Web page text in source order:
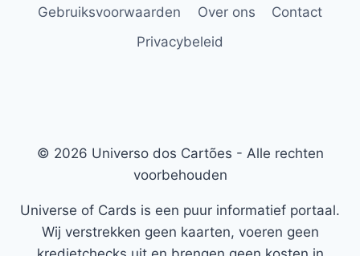
Gebruiksvoorwaarden Over ons
Contact
Privacybeleid
© 2026 Universo dos Cartões - Alle rechten
voorbehouden
Universe of Cards is een puur informatief portaal.
Wij verstrekken geen kaarten, voeren geen